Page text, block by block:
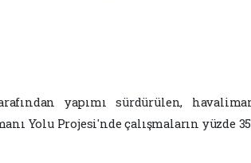
yapımı sürdürülen,
Yolu Projesi'nde çalışmaların yüzde